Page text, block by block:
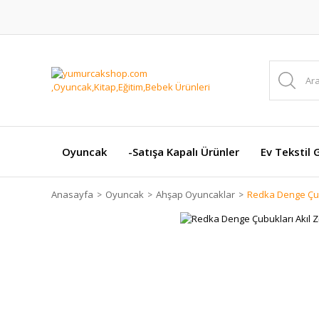
Oyuncak -Satışa Kapalı Ürünler Ev Tekstil
Anasayfa Oyuncak Ahşap Oyuncaklar Redka Denge